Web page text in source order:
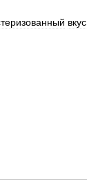
вкус